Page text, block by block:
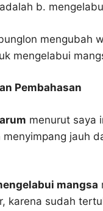
b.
mengubah
mengelabui
Pembahasan
menurut saya
menyimpang jauh
mangsa
karena sudah